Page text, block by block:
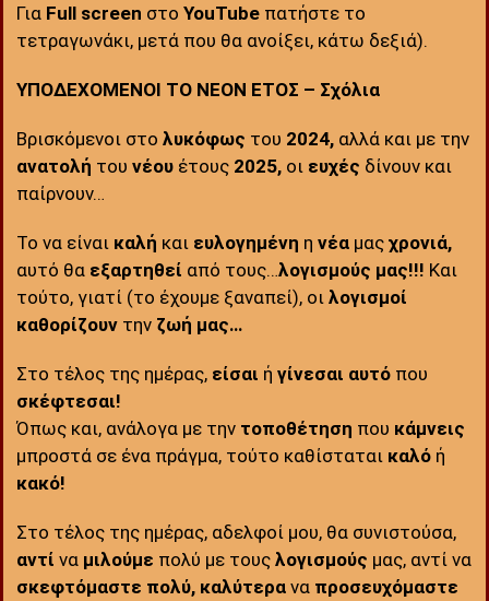
Για Full screen στο YouTube πατήστε το
τετραγωνάκι, μετά που θα ανοίξει, κάτω δεξιά).
ΥΠΟΔΕΧΟΜΕΝΟΙ ΤΟ ΝΕΟΝ ΕΤΟΣ – Σχόλια
Βρισκόμενοι στο λυκόφως του 2024, αλλά και με την
ανατολή του νέου έτους 2025, οι ευχές δίνουν και
παίρνουν…
Το να είναι καλή και ευλογημένη η νέα μας χρονιά,
αυτό θα εξαρτηθεί από τους…λογισμούς μας!!! Και
τούτο, γιατί (το έχουμε ξαναπεί), οι λογισμοί
καθορίζουν την ζωή μας…
Στο τέλος της ημέρας, είσαι ή γίνεσαι αυτό που
σκέφτεσαι!
Όπως και, ανάλογα με την τοποθέτηση που κάμνεις
μπροστά σε ένα πράγμα, τούτο καθίσταται καλό ή
κακό!
Στο τέλος της ημέρας, αδελφοί μου, θα συνιστούσα,
αντί να μιλούμε πολύ με τους λογισμούς μας, αντί να
σκεφτόμαστε πολύ, καλύτερα να προσευχόμαστε